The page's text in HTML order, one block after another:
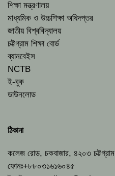
শিক্ষা মন্ত্রণালয়
মাধ্যমিক ও উচ্চশিক্ষা অধিদপ্তর
জাতীয় বিশ্ববিদ্যালয়
চট্টগ্রাম শিক্ষা বোর্ড
ব্যানবেইস
NCTB
ই-বুক
ডাউনলোড
ঠিকানা
কলেজ রোড, চকবাজার, ৪২০৩ চট্টগ্রাম
ফোনঃ+৮৮০৩১৬১৬০৪৫